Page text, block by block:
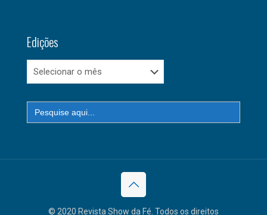
Edições
Edições
Search
for:
© 2020 Revista Show da Fé. Todos os direitos